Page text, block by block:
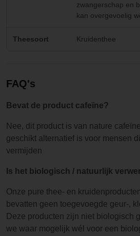
zwangerschap en
kan overgevoelig
Theesoort Kruidenthee
FAQ's
Bevat de product cafeïne?
Nee, dit product is van nature
geschikt alternatief is voor mensen
vermijden
Is het biologisch / natuurlijk
Onze pure thee- en
bevatten geen toegevoegde geur-,
Deze producten zijn niet biologisch
we waar mogelijk wél voor een